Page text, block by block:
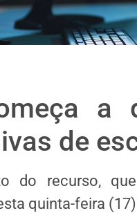
a
de
do recurso,
quinta-feira